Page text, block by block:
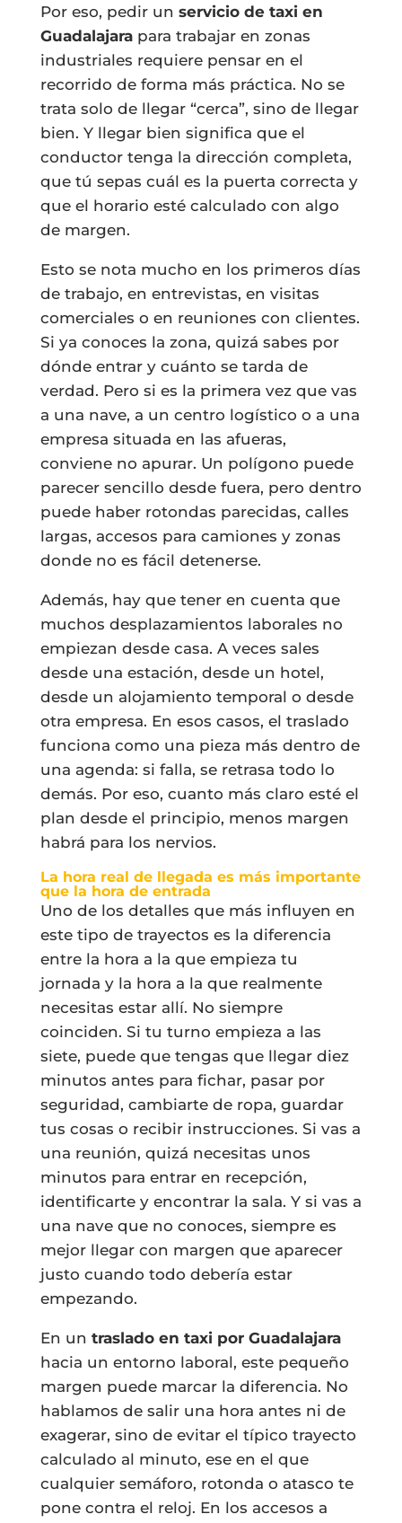
Por eso, pedir un servicio de taxi en
Guadalajarapara trabajar en zonas
industriales requiere pensar en el
recorrido de forma más práctica. No se
trata solo de llegar “cerca”, sino de llegar
bien. Y llegar bien significa que el
conductor tenga la dirección completa,
que tú sepas cuál es la puerta correcta y
que el horario esté calculado con algo
de margen.
Esto se nota mucho en los primeros días
de trabajo, en entrevistas, en visitas
comerciales o en reuniones con clientes.
Si ya conoces la zona, quizá sabes por
dónde entrar y cuánto se tarda de
verdad. Pero si es la primera vez que vas
a una nave, a un centro logístico o a una
empresa situada en las afueras,
conviene no apurar. Un polígono puede
parecer sencillo desde fuera, pero dentro
puede haber rotondas parecidas, calles
largas, accesos para camiones y zonas
donde no es fácil detenerse.
Además, hay que tener en cuenta que
muchos desplazamientos laborales no
empiezan desde casa. A veces sales
desde una estación, desde un hotel,
desde un alojamiento temporal o desde
otra empresa. En esos casos, el traslado
funciona como una pieza más dentro de
una agenda: si falla, se retrasa todo lo
demás. Por eso, cuanto más claro esté el
plan desde el principio, menos margen
habrá para los nervios.
La hora real de llegada es más importante
que la hora de entrada
Uno de los detalles que más influyen en
este tipo de trayectos es la diferencia
entre la hora a la que empieza tu
jornada y la hora a la que realmente
necesitas estar allí. No siempre
coinciden. Si tu turno empieza a las
siete, puede que tengas que llegar diez
minutos antes para fichar, pasar por
seguridad, cambiarte de ropa, guardar
tus cosas o recibir instrucciones. Si vas a
una reunión, quizá necesitas unos
minutos para entrar en recepción,
identificarte y encontrar la sala. Y si vas a
una nave que no conoces, siempre es
mejor llegar con margen que aparecer
justo cuando todo debería estar
empezando.
En un traslado en taxi por Guadalajara
hacia un entorno laboral, este pequeño
margen puede marcar la diferencia. No
hablamos de salir una hora antes ni de
exagerar, sino de evitar el típico trayecto
calculado al minuto, ese en el que
cualquier semáforo, rotonda o atasco te
pone contra el reloj. En los accesos a